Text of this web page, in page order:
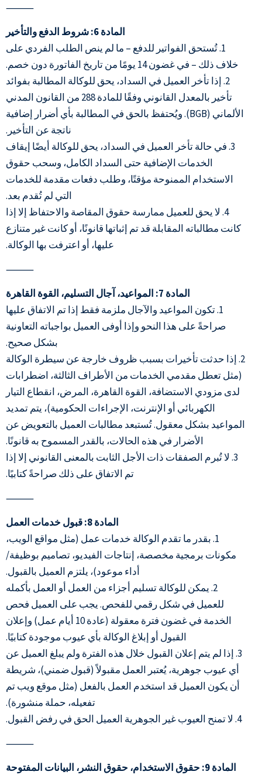
⸻
المادة 6: شروط الدفع والتأخير
1. تُستحق الفواتير للدفع – ما لم ينص الطلب الفردي على
خلاف ذلك – في غضون 14 يومًا من تاريخ الفاتورة دون خصم.
2. إذا تأخر العميل في السداد، يحق للوكالة المطالبة بفوائد
تأخير بالمعدل القانوني وفقًا للمادة 288 من القانون المدني
الألماني (BGB). ويُحتفظ بالحق في المطالبة بأي أضرار إضافية
ناتجة عن التأخير.
3. في حالة تأخر العميل في السداد، يحق للوكالة أيضًا إيقاف
الخدمات الإضافية حتى السداد الكامل، وسحب حقوق
الاستخدام الممنوحة مؤقتًا، وطلب دفعات مقدمة للخدمات
التي لم تُقدم بعد.
4. لا يحق للعميل ممارسة حقوق المقاصة والاحتفاظ إلا إذا
كانت مطالباته المقابلة قد تم إثباتها قانونًا، أو كانت غير متنازع
عليها، أو اعترفت بها الوكالة.
⸻
المادة 7: المواعيد، آجال التسليم، القوة القاهرة
1. تكون المواعيد والآجال ملزمة فقط إذا تم الاتفاق عليها
صراحةً على هذا النحو وإذا أوفى العميل بواجباته التعاونية
بشكل صحيح.
2. إذا حدثت تأخيرات بسبب ظروف خارجة عن سيطرة الوكالة
(مثل تعطل مقدمي الخدمات من الأطراف الثالثة، اضطرابات
لدى مزودي الاستضافة، القوة القاهرة، المرض، انقطاع التيار
الكهربائي أو الإنترنت، الإجراءات الحكومية)، يتم تمديد
المواعيد بشكل معقول. تُستبعد مطالبات العميل بالتعويض عن
الأضرار في هذه الحالات، بالقدر المسموح به قانونًا.
3. لا تُبرم الصفقات ذات الأجل الثابت بالمعنى القانوني إلا إذا
تم الاتفاق على ذلك صراحةً كتابيًا.
⸻
المادة 8: قبول خدمات العمل
1. بقدر ما تقدم الوكالة خدمات عمل (مثل مواقع الويب،
مكونات برمجية مخصصة، إنتاجات الفيديو، تصاميم بوظيفة/
أداء موعود)، يلتزم العميل بالقبول.
2. يمكن للوكالة تسليم أجزاء من العمل أو العمل بأكمله
للعميل في شكل رقمي للفحص. يجب على العميل فحص
الخدمة في غضون فترة معقولة (عادة 10 أيام عمل) وإعلان
القبول أو إبلاغ الوكالة بأي عيوب موجودة كتابيًا.
3. إذا لم يتم إعلان القبول خلال هذه الفترة ولم يبلغ العميل عن
أي عيوب جوهرية، يُعتبر العمل مقبولاً (قبول ضمني)، شريطة
أن يكون العميل قد استخدم العمل بالفعل (مثل موقع ويب تم
تفعيله، حملة منشورة).
4. لا تمنح العيوب غير الجوهرية العميل الحق في رفض القبول.
⸻
المادة 9: حقوق الاستخدام، حقوق النشر، البيانات المفتوحة